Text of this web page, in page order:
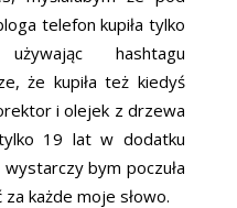
telefon kupiła tylko
hashtagu
że kupiła też kiedyś
i olejek z drzewa
19 lat w dodatku
bym poczuła
każde moje słowo.